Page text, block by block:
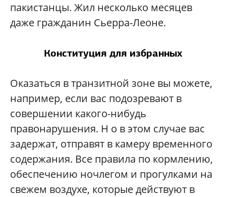
пакистанцы. Жил несколько месяцев
даже гражданин Сьерра-Леоне.
Конституция для избранных
Оказаться в транзитной зоне вы можете,
например, если вас подозревают в
совершении какого-нибудь
правонарушения. Н о в этом случае вас
задержат, отправят в камеру временного
содержания. Все правила по кормлению,
обеспечению ночлегом и прогулками на
свежем воздухе, которые действуют в